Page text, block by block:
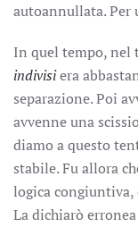
autoannullata. Per
In quel tempo, nel
indivisiera
separazione. Poi
avvenne una
diamo a questo
stabile. Fu allora
logica
La dichiarò